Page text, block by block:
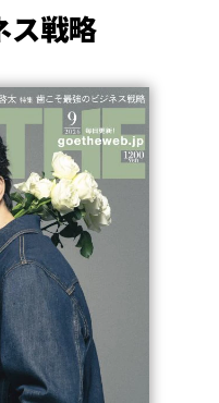
ス戦略